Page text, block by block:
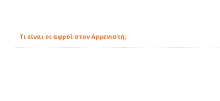
Τι είναι οι αφροί στον Αρμενιστή;